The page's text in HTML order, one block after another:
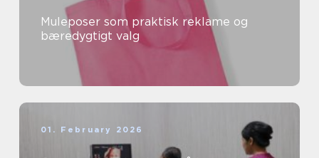
Muleposer som praktisk reklame og
bæredygtigt valg
01. February 2026